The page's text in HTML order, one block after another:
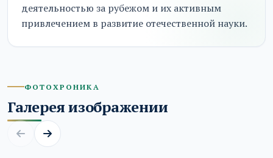
деятельностью за рубежом и их активным
привлечением в развитие отечественной науки.
ФОТОХРОНИКА
Галерея изображении